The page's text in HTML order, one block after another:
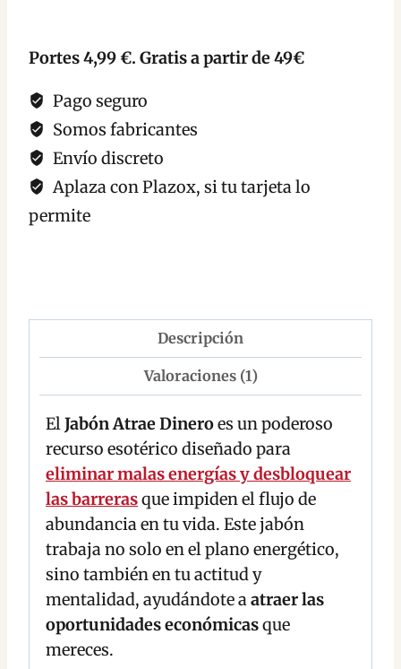
Portes 4,99 €. Gratis a partir de 49€
Pago seguro
Somos fabricantes
Envío discreto
Aplaza con Plazox, si tu tarjeta lo
permite
Descripción
Valoraciones (1)
ElJabón Atrae Dineroes un poderoso
recurso esotérico diseñado para
eliminar malas energías y desbloquear
las barrerasque impiden el flujo de
abundancia en tu vida. Este jabón
trabaja no solo en el plano energético,
sino también en tu actitud y
mentalidad, ayudándote aatraer las
oportunidades económicasque
mereces.